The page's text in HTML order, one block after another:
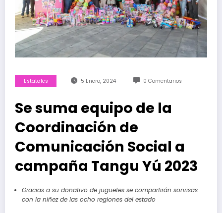
Estatales 5 Enero, 2024 0 Comentarios
Se suma equipo de la
Coordinación de
Comunicación Social a
campaña Tangu Yú 2023
Gracias a su donativo de juguetes se compartirán sonrisas
con la niñez de las ocho regiones del estado